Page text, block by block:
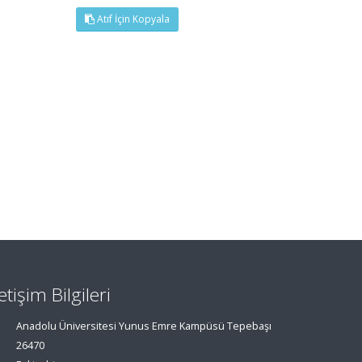
Atıf İçin Kopyala
Bilgileri
Anadolu Üniversitesi Yunus Emre Kampüsü Tepebaşı
26470